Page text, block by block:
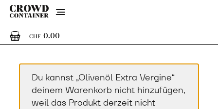
Menu
CHF 0.000 Artikel im Warenkorb
Du kannst „Olivenöl Extra Vergine“
deinem Warenkorb nicht hinzufügen,
weil das Produkt derzeit nicht